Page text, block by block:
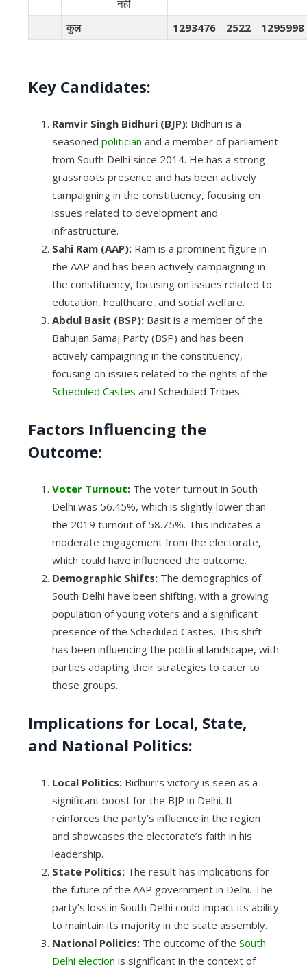
नहीं
कुल
1293476 2522 1295998
Key Candidates:
Ramvir Singh Bidhuri (BJP): Bidhuri is a
seasoned politician and a member of parliament
from South Delhi since 2014. He has a strong
grassroots presence and has been actively
campaigning in the constituency, focusing on
issues related to development and
infrastructure.
Sahi Ram (AAP):Ram is a prominent figure in
the AAP and has been actively campaigning in
the constituency, focusing on issues related to
education, healthcare, and social welfare.
Abdul Basit (BSP):Basit is a member of the
Bahujan Samaj Party (BSP) and has been
actively campaigning in the constituency,
focusing on issues related to the rights of the
Scheduled Castes and Scheduled Tribes.
Factors Influencing the
Outcome:
Voter Turnout:The voter turnout in South
Delhi was 56.45%, which is slightly lower than
the 2019 turnout of 58.75%. This indicates a
moderate engagement from the electorate,
which could have influenced the outcome.
Demographic Shifts:The demographics of
South Delhi have been shifting, with a growing
population of young voters and a significant
presence of the Scheduled Castes. This shift
has been influencing the political landscape, with
parties adapting their strategies to cater to
these groups.
Implications for Local, State,
and National Politics:
Local Politics:Bidhuri’s victory is seen as a
significant boost for the BJP in Delhi. It
reinforces the party’s influence in the region
and showcases the electorate’s faith in his
leadership.
State Politics:The result has implications for
the future of the AAP government in Delhi. The
party’s loss in South Delhi could impact its ability
to maintain its majority in the state assembly.
National Politics:The outcome of the South
Delhi election is significant in the context of